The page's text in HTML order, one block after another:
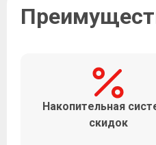
Накопительная
скидок